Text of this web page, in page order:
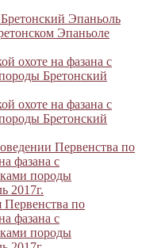
Эпаньоль
Эпаньоле
охоте на фазана с
Бретонский
охоте на фазана с
Бретонский
Первенства по
фазана с
породы
2017г.
Первенства по
фазана с
породы